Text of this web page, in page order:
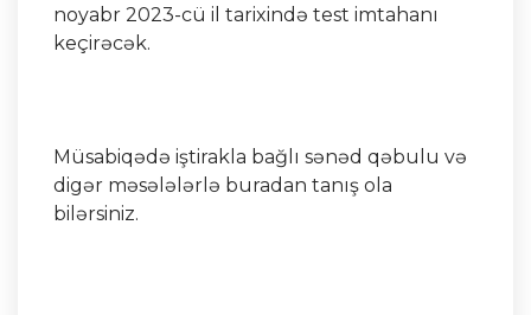
noyabr 2023-cü il tarixində test imtahanı
keçirəcək.
Müsabiqədə iştirakla bağlı sənəd qəbulu və
digər məsələlərlə buradan tanış ola
bilərsiniz.